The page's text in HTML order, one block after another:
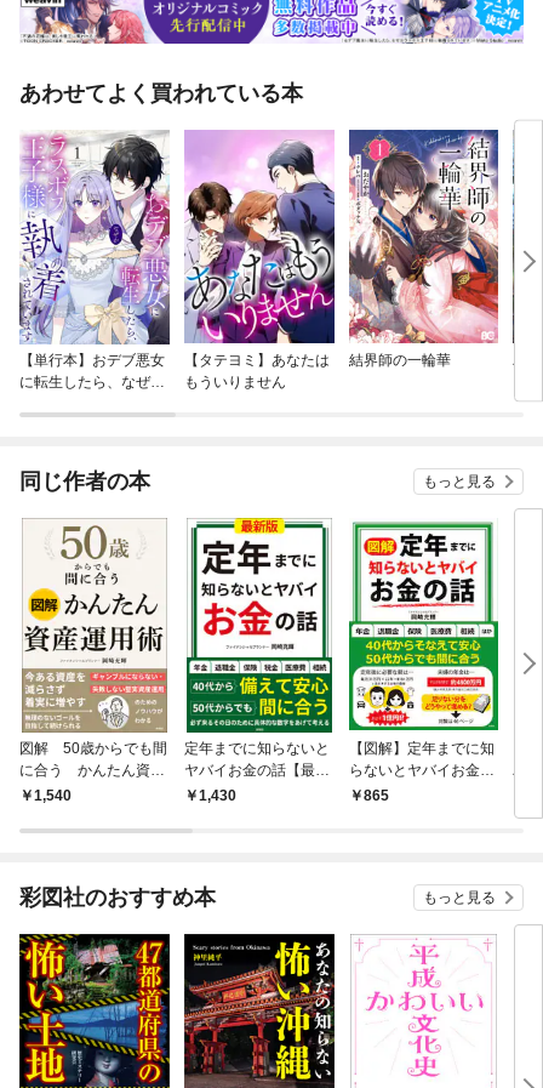
あわせてよく買われている本
【単行本】おデブ悪女
に転生したら、なぜか
【タテヨミ】あなたは
もういりません
結界師の一輪華
バ
今
同じ作者の本 もっと見る
図解 50歳からでも間
に合う かんたん資産
運用術
1,540
定年までに知らないと
ヤバイお金の話【最新
版】1,430
【図解】定年までに知
らないとヤバイお金の
話865
バ
彩図社のおすすめ本 もっと見る